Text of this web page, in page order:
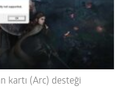
kartı (Arc) desteği